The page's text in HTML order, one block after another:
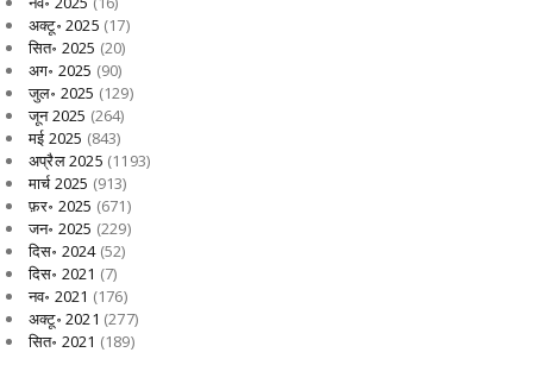
अक्टू॰ 2025 (17)
सित॰ 2025 (20)
अग॰ 2025 (90)
जुल॰ 2025 (129)
जून 2025 (264)
मई 2025 (843)
अप्रैल 2025 (1193)
मार्च 2025 (913)
फ़र॰ 2025 (671)
जन॰ 2025 (229)
दिस॰ 2024(52)
दिस॰ 2021 (7)
नव॰ 2021 (176)
अक्टू॰ 2021 (277)
सित॰ 2021 (189)